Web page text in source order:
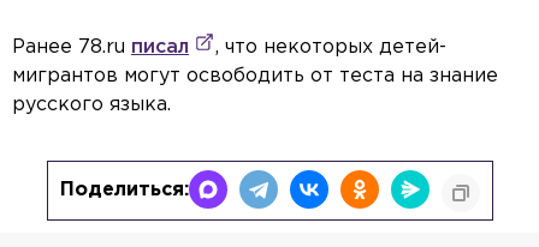
Ранее 78.ru писал
, что некоторых детей-
мигрантов могут освободить от теста на знание
русского языка.
Поделиться: